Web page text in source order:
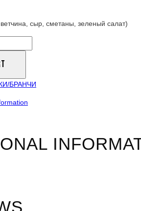
сыр, сметаны, зеленый салат)
БРАНЧИ